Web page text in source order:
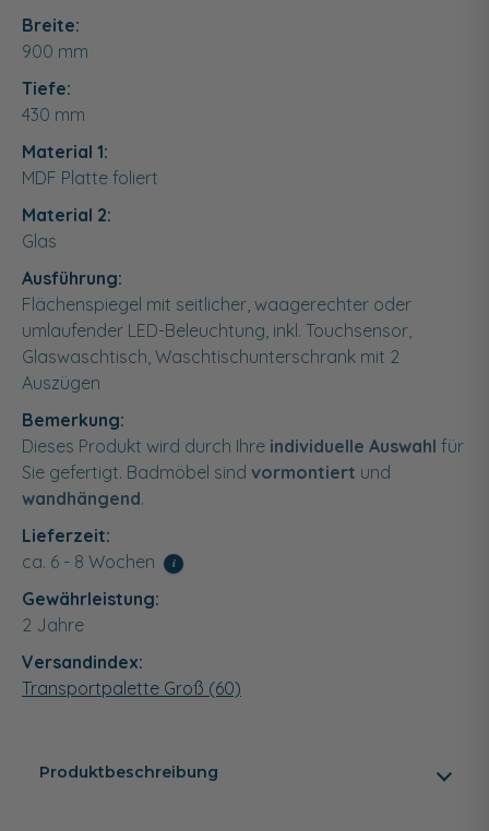
Breite:
900 mm
Tiefe:
430 mm
Material 1:
MDF Platte foliert
Material 2:
Glas
Ausführung:
Flächenspiegel mit seitlicher, waagerechter oder
umlaufender LED-Beleuchtung, inkl. Touchsensor,
Glaswaschtisch, Waschtischunterschrank mit 2
Auszügen
Bemerkung:
Dieses Produkt wird durch Ihre individuelle Auswahl für
Sie gefertigt. Badmöbel sind vormontiert und
wandhängend.
Lieferzeit:
ca. 6 - 8 Wochen
i
Gewährleistung:
2 Jahre
Versandindex:
Transportpalette Groß (60)
Produktbeschreibung